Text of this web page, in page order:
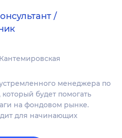
/
Кантемировская
менеджера по
будет помогать
на фондовом рынке.
для начинающих